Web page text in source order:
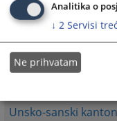
Hercegovačko-
Unsko-sanski kanton
Analitika o
↓ 2 Servisi
Ne prihvatam